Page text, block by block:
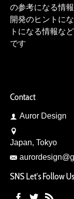
の参考になる情
開発のヒントに
トになる情報な
です
Contact
Auror Design
Japan, Tokyo
SNS Let’s Follow Us